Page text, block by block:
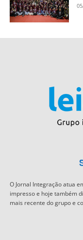
O Jornal Integração atua
impresso e hoje também
mais recente do grupo e